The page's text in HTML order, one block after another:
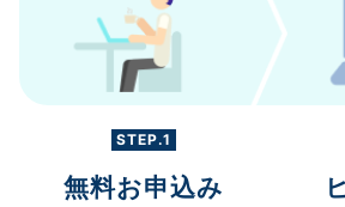
STEP.1
無料お申込み